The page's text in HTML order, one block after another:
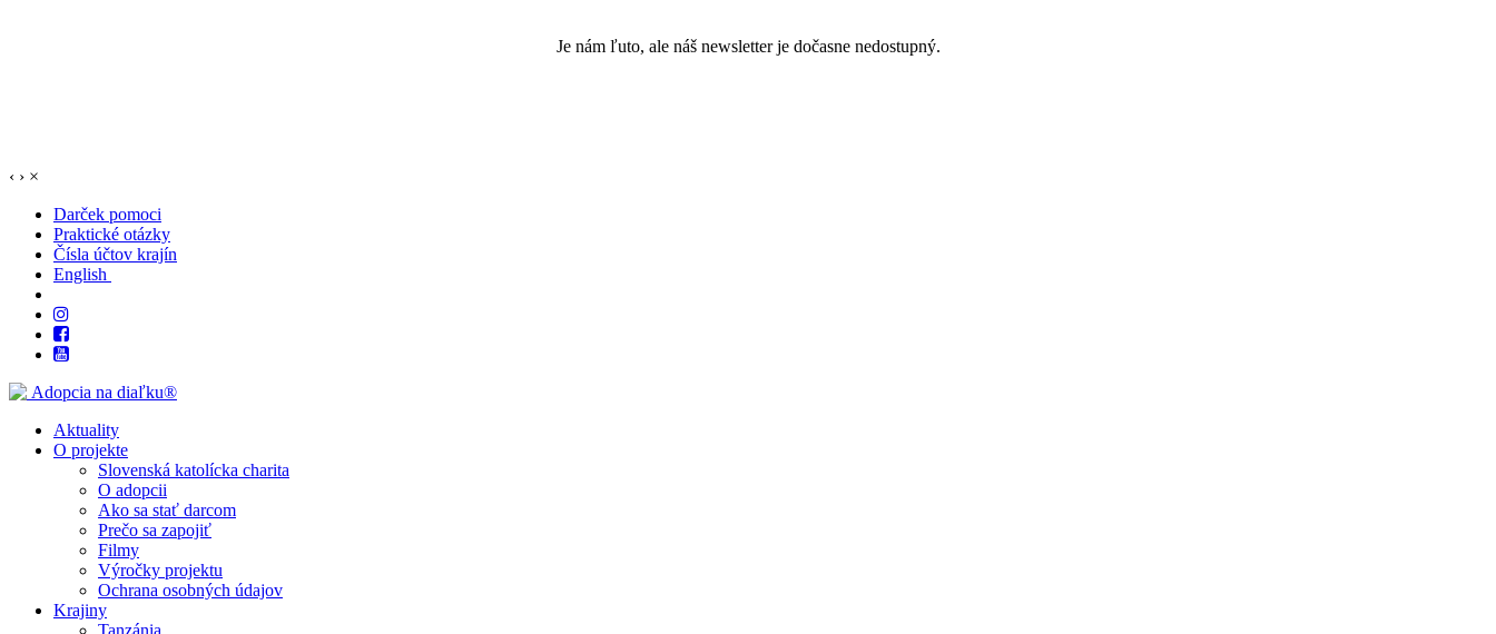
Je nám ľuto, ale náš newsletter je dočasne nedostupný.
‹ › ×
Darček pomoci
Praktické otázky
Čísla účtov krajín
English
Aktuality
O projekte
Slovenská katolícka charita
O adopcii
Ako sa stať darcom
Prečo sa zapojiť
Filmy
Výročky projektu
Ochrana osobných údajov
Krajiny
Tanzánia